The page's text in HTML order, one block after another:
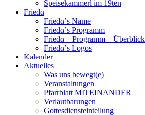
Speisekammerl im 19ten
Friedα
Friedα’s Name
Friedα’s Programm
Friedα – Programm – Überblick
Friedα’s Logos
Kalender
Aktuelles
Was uns bewegt(e)
Veranstaltungen
Pfarrblatt MITEINANDER
Verlautbarungen
Gottesdiensteinteilung